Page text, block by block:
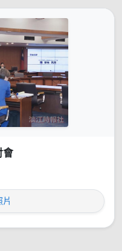
會
片